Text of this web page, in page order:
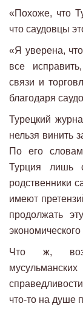
«Похоже, что
что саудовцы
«Я уверена,
все
связи и
благодаря
Турецкий
нельзя винить
По его
Турция лишь
родственники
имеют
продолжать
экономического
Что ж,
что-то на душе